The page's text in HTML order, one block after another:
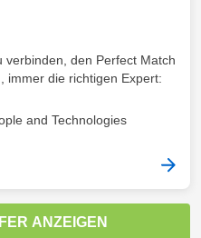
verbinden, den Perfect Match
immer die richtigen Expert:
and Technologies
ANZEIGEN